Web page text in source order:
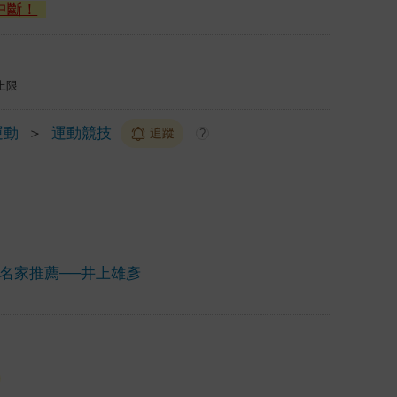
！
限
＞ 運動競技 追蹤 ?
家推薦──井上雄彥